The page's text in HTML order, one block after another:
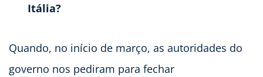
Itália?
Quando, no início de março, as autoridades do
governo nos pediram para fechar